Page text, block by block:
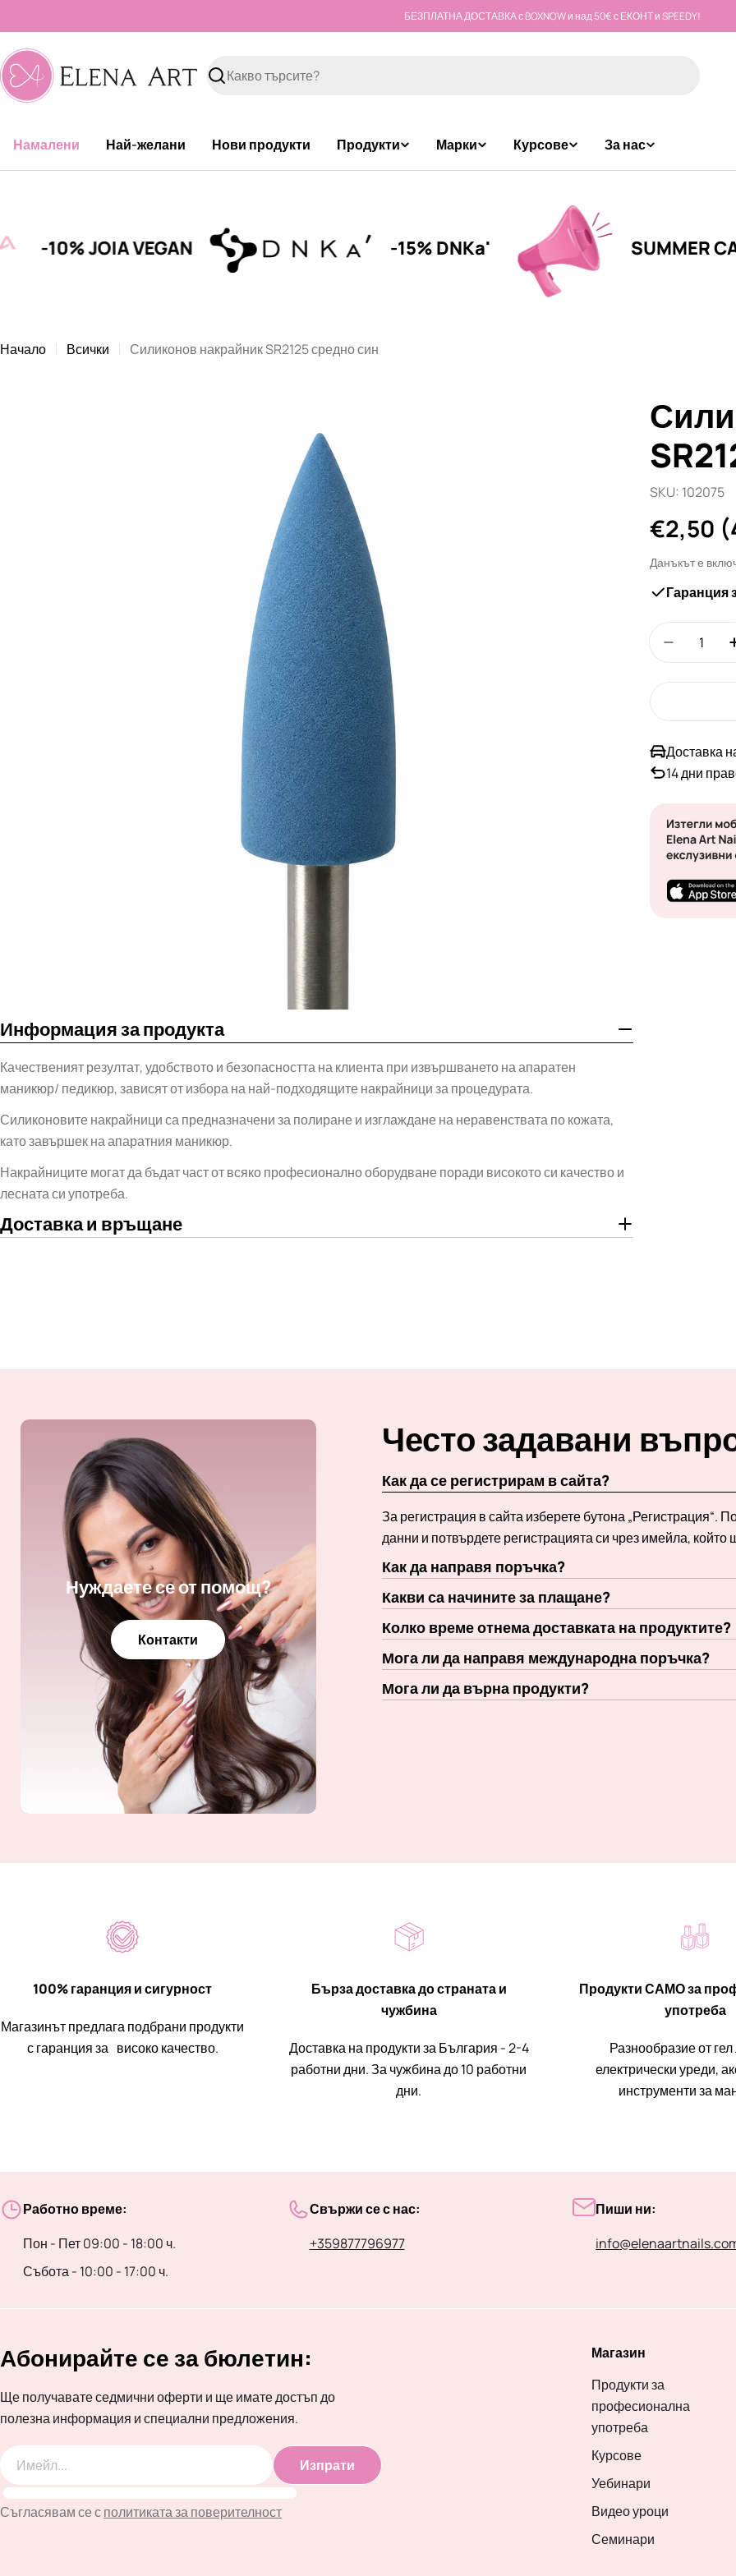
съдържанието
БЕЗПЛАТНА ДОСТАВКА с BOXNOW и над 50€ с ЕКОНТ и SPEEDY!
Търсене
Намалени Най-желани Нови продукти Продукти Марки Курсове За нас
JOIA VEGAN -15% DNKa' SUMMER CALL
Начало Всички Силиконов накрайник SR2125 средно син
Информация за продукта
Качественият резултат, удобството и безопасността на клиента при извършването на апаратен
маникюр/ педикюр, зависят от избора на най-подходящите накрайници за процедурата.
Силиконовите накрайници са предназначени за полиране и изглаждане на неравенствата по кожата,
като завършек на апаратния маникюр.
Накрайниците могат да бъдат част от всяко професионално оборудване поради високото си качество и
лесната си употреба.
Доставка и връщане
SKU: 102075
цена
€2,50
Данъкът е
Гаранция
Намали
Доставка
14 дни
Нуждаете се от помощ?
Контакти
Често задавани
Как да се регистрирам в сайта?
За регистрация в сайта изберете бутона „Регистрация“.
данни и потвърдете регистрацията си чрез имейла, който
Как да направя поръчка?
Какви са начините за плащане?
Колко време отнема доставката на продуктите?
Мога ли да направя международна поръчка?
Мога ли да върна продукти?
100% гаранция и сигурност
Магазинът предлага подбрани продукти
с гаранция за високо качество.
Бърза доставка до страната и
чужбина
Доставка на продукти за България - 2-4
работни дни. За чужбина до 10 работни
дни.
Продукти САМО за
употреба
Разнообразие от
електрически уреди,
инструменти за
Работно време:
Пон - Пет 09:00 - 18:00 ч.
Събота - 10:00 - 17:00 ч.
Свържи се с нас:
+359877796977
Пиши ни:
Абонирайте се за бюлетин:
Ще получавате седмични оферти и ще имате достъп до
полезна информация и специални предложения.
Изпрати
Съгласявам се сполитиката за поверителност
Магазин
Продукти за
професионална
употреба
Курсове
Уебинари
Видео уроци
Семинари